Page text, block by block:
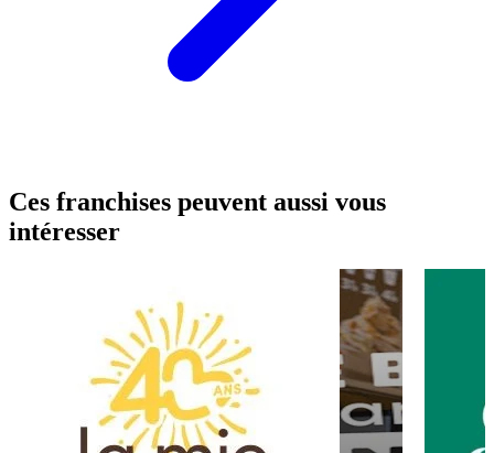
Ces franchises peuvent aussi vous
intéresser